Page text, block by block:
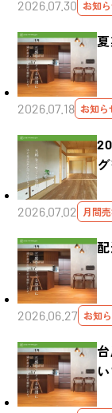
2026.07.30 お知
2026.07.18 お知ら
2026.07.02 月間
2026.06.27 お知